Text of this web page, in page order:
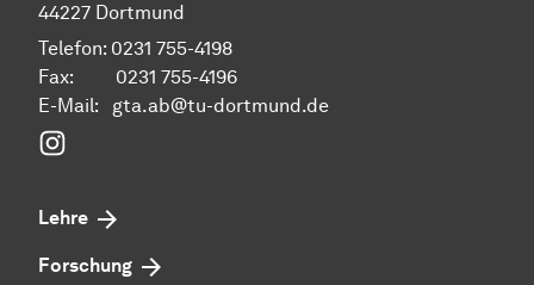
44227 Dort­mund
Telefon: 0231 755-4198
Fax: 0231 755-4196
E-Mail: gta.ab@tu-dortmund.de
Lehre
Forschung